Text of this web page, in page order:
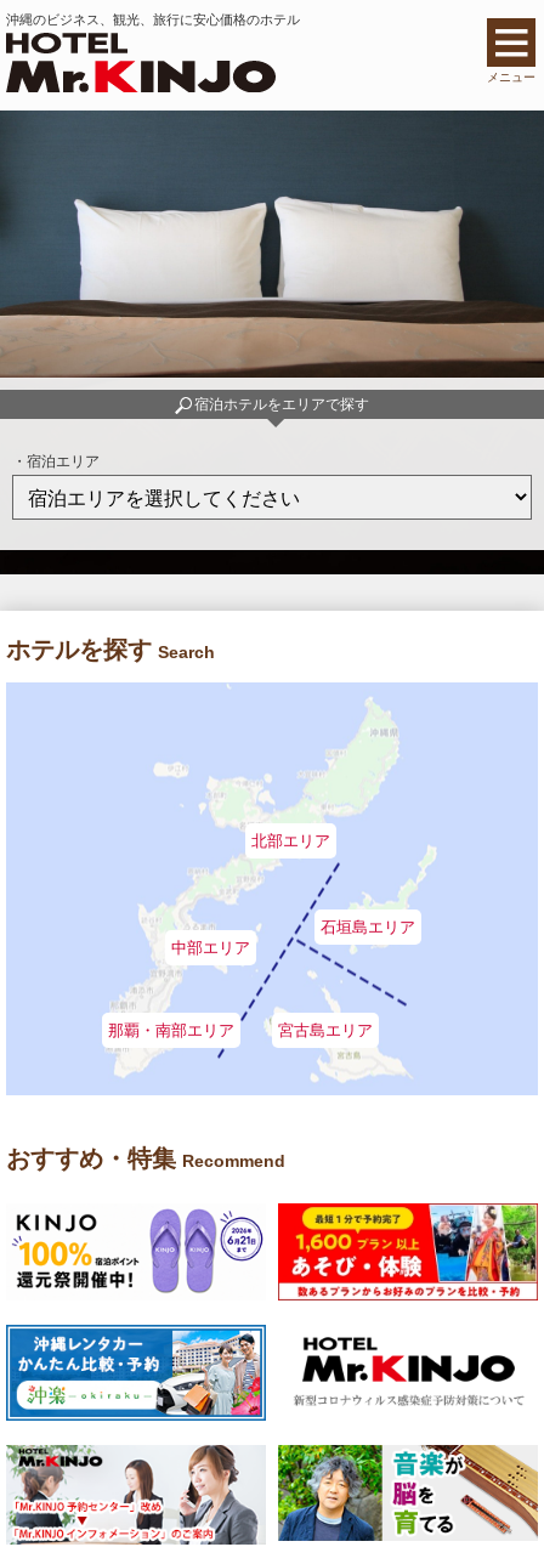
沖縄のビジネス、観光、旅行に安心価格のホテル
メニュー
宿泊ホテルをエリアで探す
・宿泊エリア
ホテルを探す Search
那覇・南部エリア
中部エリア
北部エリア
宮古島エリア
石垣島エリア
おすすめ・特集 Recommend